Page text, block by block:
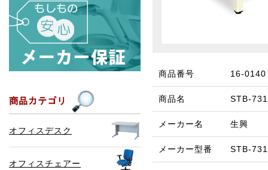
オフィスデスク
オフィスチェアー
商品番号 16-0140
商品名 STB-
メーカー名 生興
メーカー型番 STB-